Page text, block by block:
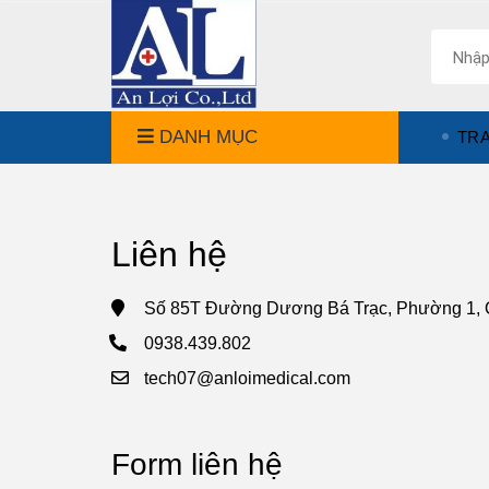
DANH MỤC
Liên hệ
Số 85T Đường Dương Bá Trạc, Phường 1,
0938.439.802
tech07@anloimedical.com
Form liên hệ